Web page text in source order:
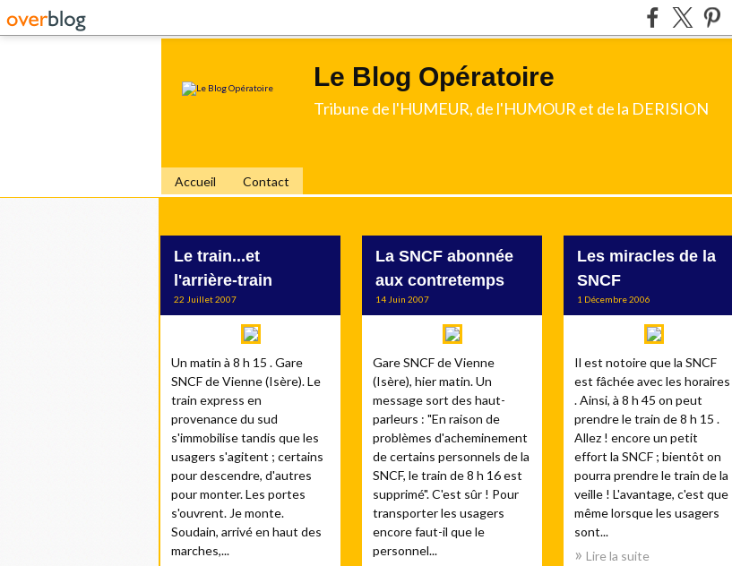
Le Blog Opératoire
Tribune de l'HUMEUR, de l'HUMOUR et de la DERISION
Accueil Contact
Le train...et
l'arrière-train
22 Juillet 2007
Un matin à 8 h 15 . Gare
SNCF de Vienne (Isère). Le
train express en
provenance du sud
s'immobilise tandis que les
usagers s'agitent ; certains
pour descendre, d'autres
pour monter. Les portes
s'ouvrent. Je monte.
Soudain, arrivé en haut des
marches,...
La SNCF abonnée
aux contretemps
14 Juin 2007
Gare SNCF de Vienne
(Isère), hier matin. Un
message sort des haut-
parleurs : "En raison de
problèmes d'acheminement
de certains personnels de la
SNCF, le train de 8 h 16 est
supprimé". C'est sûr ! Pour
transporter les usagers
encore faut-il que le
personnel...
Les miracles de la
SNCF
1 Décembre 2006
Il est notoire que la SNCF
est fâchée avec les horaires
. Ainsi, à 8 h 45 on peut
prendre le train de 8 h 15 .
Allez ! encore un petit
effort la SNCF ; bientôt on
pourra prendre le train de la
veille ! L'avantage, c'est que
même lorsque les usagers
sont...
Lire la suite